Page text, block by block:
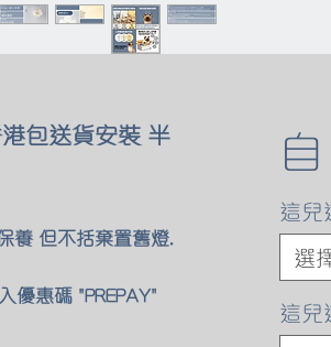
包送貨安裝 半
養 但不括棄置舊燈.
優惠碼 "PREPAY"
自
這兒
選
這兒